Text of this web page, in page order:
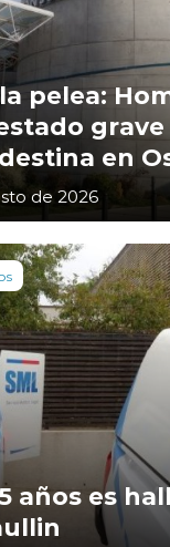
pelea:
en
de 2026
años es